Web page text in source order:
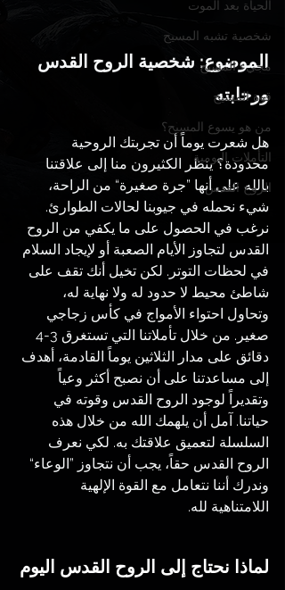
الحياة بعد الموت
شخصية تشبه المسيح
مجيء المسيح
قوة المسيح
من هو يسوع المسيح؟
التأملات اليومية
الروح القدس
الموضوع: شخصية الروح القدس
ورحابته
هل شعرت يوماً أن تجربتك الروحية
محدودة؟ ينظر الكثيرون منا إلى علاقتنا
بالله على أنها ”جرة صغيرة“ من الراحة،
شيء نحمله في جيوبنا لحالات الطوارئ.
نرغب في الحصول على ما يكفي من الروح
القدس لتجاوز الأيام الصعبة أو لإيجاد السلام
في لحظات التوتر. لكن تخيل أنك تقف على
شاطئ محيط لا حدود له ولا نهاية له،
وتحاول احتواء الأمواج في كأس زجاجي
دقائق على مدار الثلاثين يوماً القادمة، أهدف
إلى مساعدتنا على أن نصبح أكثر وعياً
وتقديراً لوجود الروح القدس وقوته في
حياتنا. آمل أن يلهمك الله من خلال هذه
السلسلة لتعميق علاقتك به. لكي نعرف
الروح القدس حقاً، يجب أن نتجاوز ”الوعاء“
وندرك أننا نتعامل مع القوة الإلهية
اللامتناهية لله.
لماذا نحتاج إلى الروح القدس اليوم